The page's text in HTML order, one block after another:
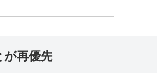
が再優先